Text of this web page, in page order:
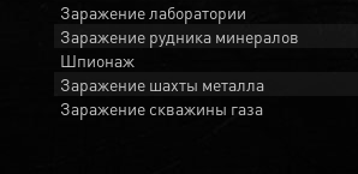
Заражение лаборатории
Заражение рудника минералов
Шпионаж
Заражение шахты металла
Заражение скважины газа